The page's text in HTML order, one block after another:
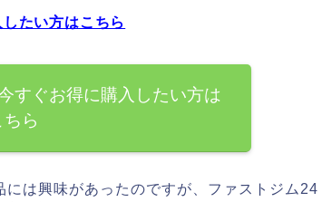
たい方はこちら
すぐお得に購入したい方は
ちら
は興味があったのですが、ファストジム24